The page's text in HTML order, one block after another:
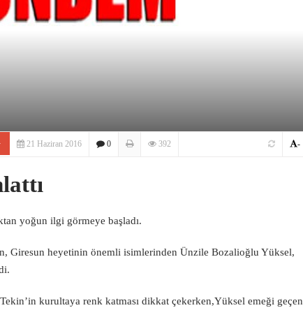
21 Haziran 2016 0 392 -
yoğun ilgi görmeye başladı.
Giresun heyetinin önemli isimlerinden Ünzile Bozalioğlu Yüksel,
kurultaya renk katması dikkat çekerken,Yüksel emeği geçen